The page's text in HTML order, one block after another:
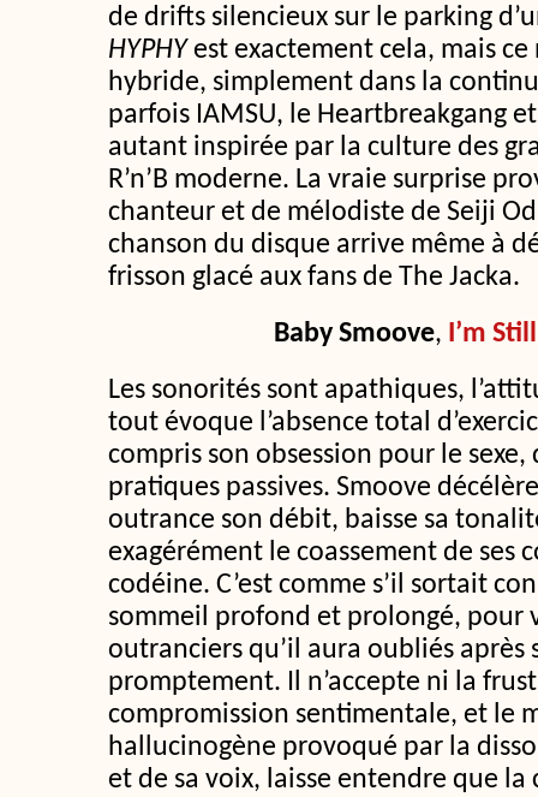
de drifts silencieux sur le parking
HYPHYest exactement cela, mais ce
hybride, simplement dans la
parfois IAMSU, le Heartbreakgang
autant inspirée par la culture des
R’n’B moderne. La vraie surprise
chanteur et de mélodiste de Seiji
chanson du disque arrive même à
frisson glacé aux fans de The Jacka.
Baby Smoove, I’m
Les sonorités sont apathiques,
tout évoque l’absence total
compris son obsession pour le sexe,
pratiques passives. Smoove
outrance son débit, baisse sa
exagérément le coassement de ses
codéine. C’est comme s’il sortait
sommeil profond et prolongé, pour
outranciers qu’il aura oubliés après
promptement. Il n’accepte ni la
compromission sentimentale, et le
hallucinogène provoqué par la
et de sa voix, laisse entendre que la